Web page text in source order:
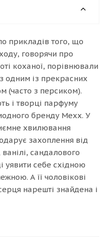
прикладів того, що
говорячи про
коханої, порівнювали
одним із прекрасних
(часто з персиком).
і творці парфуму
бренду Mexx. У
хвилювання
захоплення від
сандалового
себе східною
А її чоловікові
нарешті знайдена і